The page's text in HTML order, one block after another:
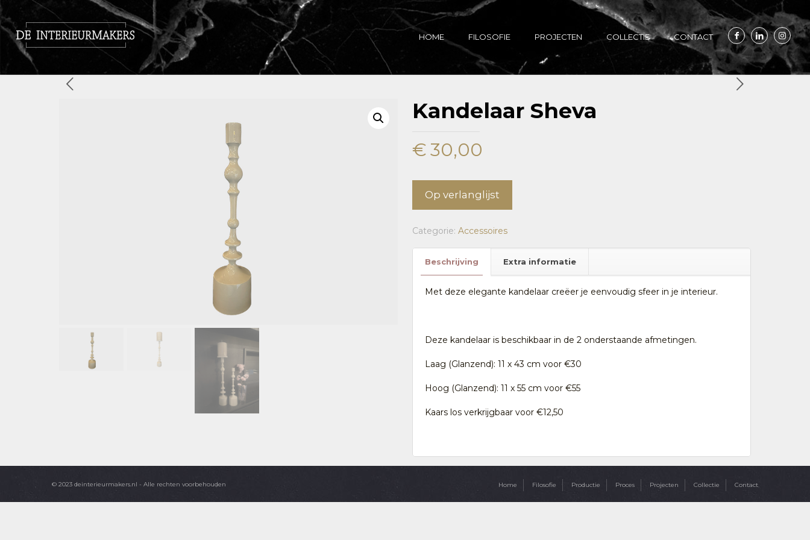
HOME FILOSOFIE PROJECTEN COLLECTIE CONTACT
Kandelaar Sheva
€30,00
Op verlanglijst
Categorie: Accessoires
Beschrijving Extra informatie
Met deze elegante kandelaar creëer je eenvoudig sfeer in je interieur.
Deze kandelaar is beschikbaar in de 2 onderstaande afmetingen.
Laag (Glanzend): 11 x 43 cm voor €30
Hoog (Glanzend): 11 x 55 cm voor €55
Kaars los verkrijgbaar voor €12,50
© 2023 deinterieurmakers.nl - Alle rechten voorbehouden Home Filosofie Productie Proces Projecten Collectie Contact